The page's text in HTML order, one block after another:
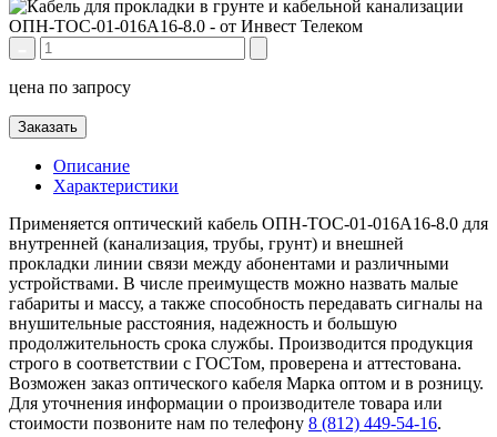
цена по запросу
Заказать
Описание
Характеристики
Применяется оптический кабель ОПН-ТОС-01-016А16-8.0 для
внутренней (канализация, трубы, грунт) и внешней
прокладки линии связи между абонентами и различными
устройствами. В числе преимуществ можно назвать малые
габариты и массу, а также способность передавать сигналы на
внушительные расстояния, надежность и большую
продолжительность срока службы. Производится продукция
строго в соответствии с ГОСТом, проверена и аттестована.
Возможен заказ оптического кабеля Марка оптом и в розницу.
Для уточнения информации о производителе товара или
стоимости позвоните нам по телефону 8 (812) 449-54-16.